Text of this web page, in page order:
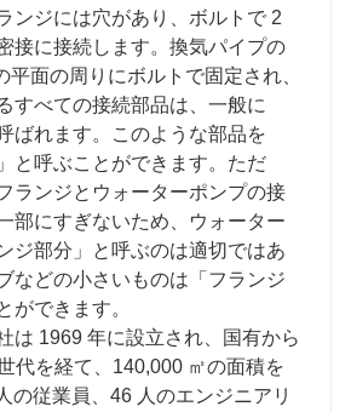
ンジには穴があり、ボルトで 2
接に接続します。換気パイプの
平面の周りにボルトで固定され、
すべての接続部品は、一般に
ばれます。このような部品を
と呼ぶことができます。ただ
ランジとウォーターポンプの接
部にすぎないため、ウォーター
ジ部分」と呼ぶのは適切ではあ
などの小さいものは「フランジ
ができます。
は 1969 年に設立され、国有から
代を経て、140,000 ㎡の面積を
の従業員、46 人のエンジニアリ